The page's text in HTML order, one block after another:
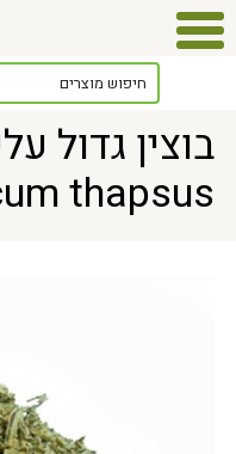
> בוצין גדול עלים גרוס Verbascum thapsus
בוצין גדול
thapsus